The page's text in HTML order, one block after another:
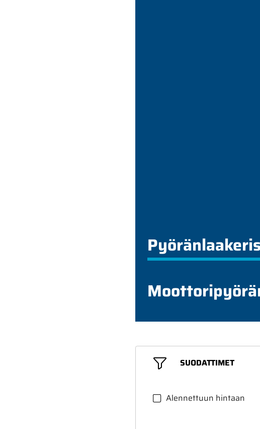
SUODATTIMET
Alennettuun hintaan